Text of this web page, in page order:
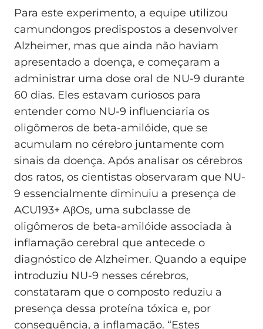
Para este experimento, a equipe utilizou
camundongos predispostos a desenvolver
Alzheimer, mas que ainda não haviam
apresentado a doença, e começaram a
administrar uma dose oral de NU-9 durante
60 dias. Eles estavam curiosos para
entender como NU-9 influenciaria os
oligômeros de beta-amilóide, que se
acumulam no cérebro juntamente com
sinais da doença. Após analisar os cérebros
dos ratos, os cientistas observaram que NU-
9 essencialmente diminuiu a presença de
ACU193+ AβOs, uma subclasse de
oligômeros de beta-amilóide associada à
inflamação cerebral que antecede o
diagnóstico de Alzheimer. Quando a equipe
introduziu NU-9 nesses cérebros,
constataram que o composto reduziu a
presença dessa proteína tóxica e, por
consequência, a inflamação. “Estes